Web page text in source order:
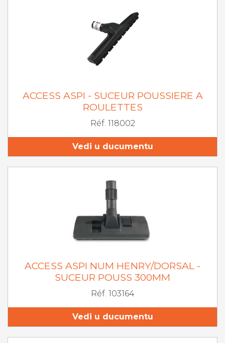
ACCESS ASPI - SUCEUR POUSSIERE A
ROULETTES
Réf. 118002
Vedi u ducumentu
ACCESS ASPI NUM HENRY/DORSAL -
SUCEUR POUSS 300MM
Réf. 103164
Vedi u ducumentu